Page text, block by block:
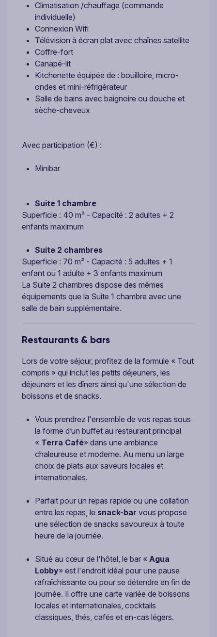
Climatisation /chauffage (commande
individuelle)
Connexion Wifi
Télévision à écran plat avec chaînes satellite
Coffre-fort
Canapé-lit
Kitchenette équipée de : bouilloire, micro-
ondes et mini-réfrigérateur
Salle de bains avec baignoire ou douche et
sèche-cheveux
Avec participation (€) :
Minibar
Suite 1 chambre
Superficie : 40 m² - Capacité : 2 adultes + 2
enfants maximum
Suite 2 chambres
Superficie : 70 m² - Capacité : 5 adultes + 1
enfant ou 1 adulte + 3 enfants maximum
La Suite 2 chambres dispose des mêmes
équipements que la Suite 1 chambre avec une
salle de bain supplémentaire.
Restaurants & bars
Lors de votre séjour, profitez de la formule « Tout
compris » qui inclut les petits déjeuners, les
déjeuners et les dîners ainsi qu'une sélection de
boissons et de snacks.
Vous prendrez l'ensemble de vos repas sous
la forme d’un buffet au restaurant principal
« Terra Café» dans une ambiance
chaleureuse et moderne. Au menu un large
choix de plats aux saveurs locales et
internationales.
Parfait pour un repas rapide ou une collation
entre les repas, le snack-bar vous propose
une sélection de snacks savoureux à toute
heure de la journée.
Situé au cœur de l'hôtel, le bar « Agua
Lobby» est l'endroit idéal pour une pause
rafraîchissante ou pour se détendre en fin de
journée. Il offre une carte variée de boissons
locales et internationales, cocktails
classiques, thés, cafés et en-cas légers.